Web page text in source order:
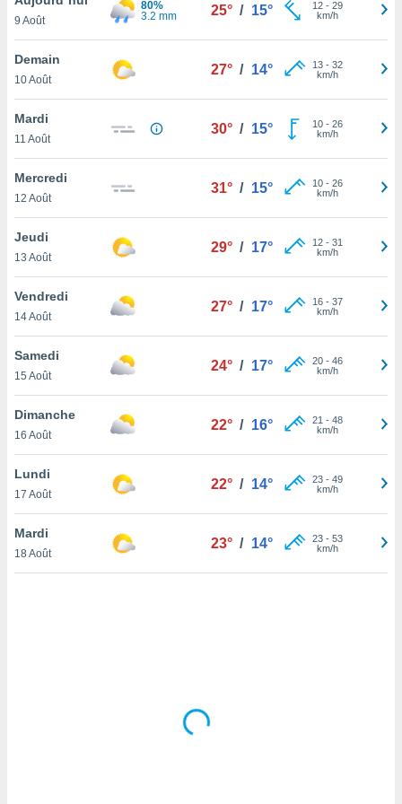
et
»,
au
vous
qu'ils
ou
le
ainsi
un
la
du
en
de
9 Août
80%
3.2 mm
25° / 15° 12- 29
km/h
Demain
10 Août
27° / 14° 13- 32
km/h
Mardi
11 Août
30° / 15° 10- 26
km/h
Mercredi
12 Août
31° / 15° 10- 26
km/h
Jeudi
13 Août
29° / 17° 12- 31
km/h
Vendredi
14 Août
27° / 17° 16- 37
km/h
Samedi
15 Août
24° / 17° 20- 46
km/h
Dimanche
16 Août
22° / 16° 21 - 48
km/h
Lundi
17 Août
22° / 14° 23- 49
km/h
Mardi
18 Août
23° / 14° 23- 53
km/h